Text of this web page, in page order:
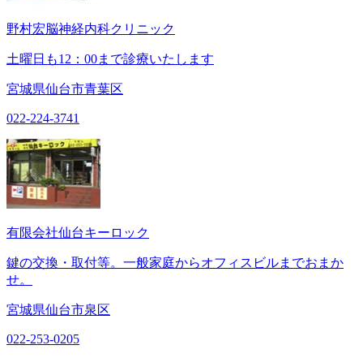
野村宏脳神経内科クリニック
土曜日も12：00まで診療いたします
宮城県仙台市青葉区
022-224-3741
有限会社仙台キーロック
鍵の交換・取付等。一般家庭からオフィスビルまでおまか
せ。
宮城県仙台市泉区
022-253-0205